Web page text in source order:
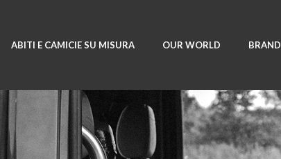
ABITI E CAMICIE SU MISURA OUR WORLD BRAND